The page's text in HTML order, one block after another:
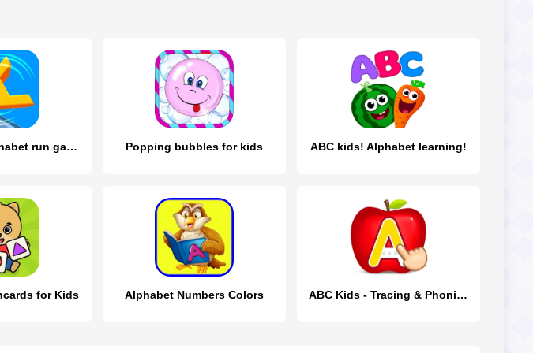
Type Spin: alphabet run game Popping bubbles for kids ABC kids! Alphabet learning!
for Kids Alphabet Numbers Colors ABC Kids - Tracing & Phonics